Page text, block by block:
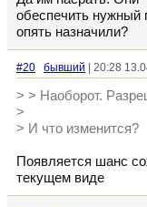
обеспечить нужный
опять назначили?
#20 бывший | 20:28
> > Наоборот.
>
> И что изменится?
Появляется шанс
текущем виде